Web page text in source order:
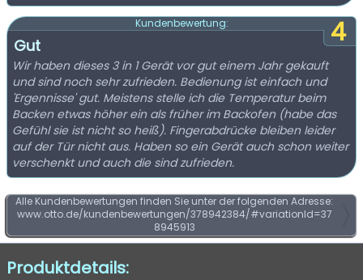
4
Kundenbewertung:
Gut
Wir haben dieses 3 in 1 Gerät vor gut einem Jahr gekauft
und sind noch sehr zufrieden. Bedienung ist einfach und
'Ergennisse' gut. Meistens stelle ich die Temperatur beim
Backen etwas höher ein als früher im Backofen (habe das
Gefühl sie ist nicht so heiß). Fingerabdrücke bleiben leider
auf der Tür nicht aus. Haben so ein Gerät auch schon weiter
verschenkt und auch die sind zufrieden.
Alle Kundenbewertungen finden Sie unter der folgenden Adresse:
www.otto.de/kundenbewertungen/378942384/#variationId=37
8945913
Produktdetails: